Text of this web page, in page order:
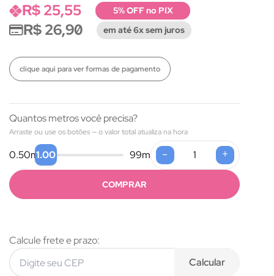
R$ 25,55 5% OFF no PIX
R$ 26,90 em até 6x sem juros
clique aqui para ver formas de pagamento
Quantos metros você precisa?
Arraste ou use os botões — o valor total atualiza na hora
0.50m1.00 99m - +
COMPRAR
Calcule frete e prazo:
Calcular